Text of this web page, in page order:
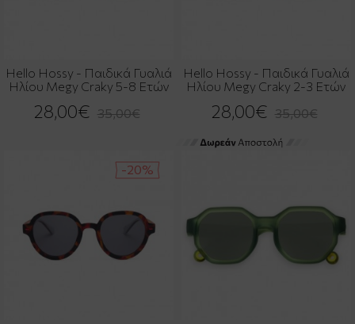
Hello Hossy - Παιδικά Γυαλιά
Ηλίου Megy Craky 5-8 Ετών
28,00€ 35,00€
Hello Hossy - Παιδικά Γυαλιά
Ηλίου Megy Craky 2-3 Ετών
28,00€ 35,00€
-20%